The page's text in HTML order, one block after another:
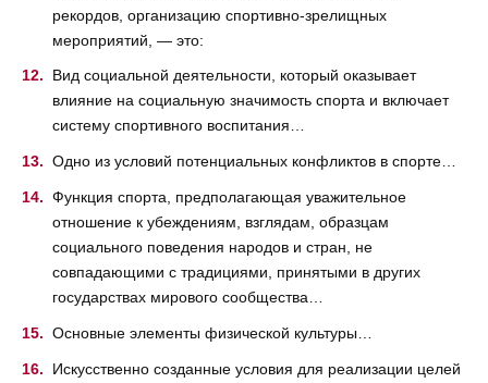
рекордов, организацию спортивно-зрелищных
мероприятий, — это:
Вид социальной деятельности, который оказывает
влияние на социальную значимость спорта и включает
систему спортивного воспитания…
Одно из условий потенциальных конфликтов в спорте…
Функция спорта, предполагающая уважительное
отношение к убеждениям, взглядам, образцам
социального поведения народов и стран, не
совпадающими с традициями, принятыми в других
государствах мирового сообщества…
Основные элементы физической культуры…
Искусственно созданные условия для реализации целей